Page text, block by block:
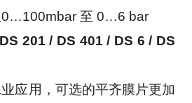
至 0…6 bar
201 / DS 401 / DS 6 / DS
用，可选的平齐膜片更加